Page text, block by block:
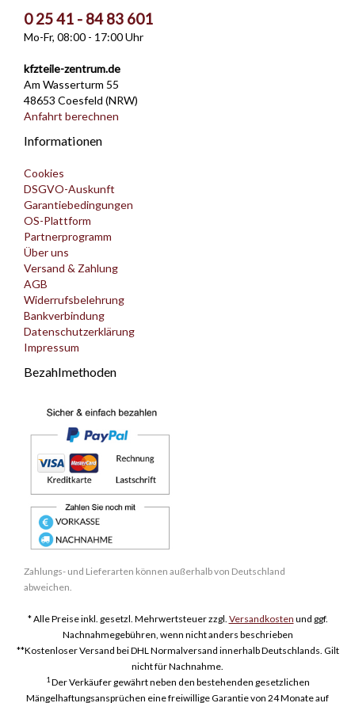
0 25 41 - 84 83 601
Mo-Fr, 08:00 - 17:00 Uhr
kfzteile-zentrum.de
Am Wasserturm 55
48653 Coesfeld (NRW)
Anfahrt berechnen
Informationen
Cookies
DSGVO-Auskunft
Garantiebedingungen
OS-Plattform
Partnerprogramm
Über uns
Versand & Zahlung
AGB
Widerrufsbelehrung
Bankverbindung
Datenschutzerklärung
Impressum
Bezahlmethoden
Zahlungs- und Lieferarten können außerhalb von Deutschland
abweichen.
* Alle Preise inkl. gesetzl. Mehrwertsteuer zzgl. Versandkosten und ggf.
Nachnahmegebühren, wenn nicht anders beschrieben
**Kostenloser Versand bei DHL Normalversand innerhalb Deutschlands. Gilt
nicht für Nachnahme.
1Der Verkäufer gewährt neben den bestehenden gesetzlichen
Mängelhaftungsansprüchen eine freiwillige Garantie von 24 Monate auf